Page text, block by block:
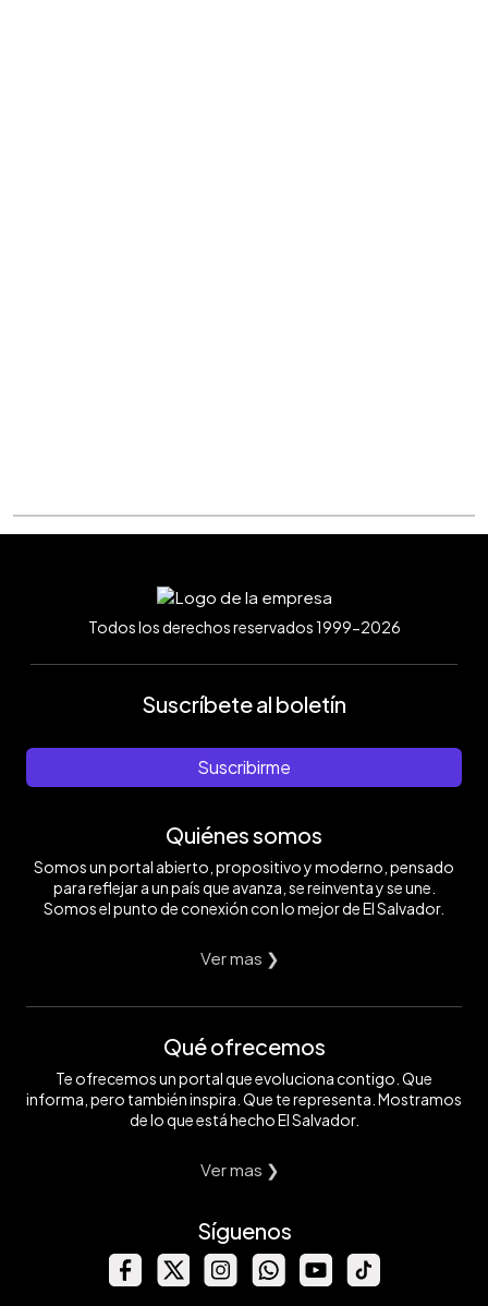
Todos los derechos reservados 1999-2026
Suscríbete al boletín
Suscribirme
Quiénes somos
Somos un portal abierto, propositivo y moderno, pensado
para reflejar a un país que avanza, se reinventa y se une.
Somos el punto de conexión con lo mejor de El Salvador.
Ver mas ❯
Qué ofrecemos
Te ofrecemos un portal que evoluciona contigo. Que
informa, pero también inspira. Que te representa. Mostramos
de lo que está hecho El Salvador.
Ver mas ❯
Síguenos